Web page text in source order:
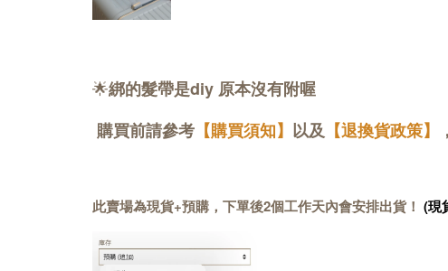
🌟綁的髮帶是diy 原本沒有附喔
購買前請參考 【購買須知】 以及 【退換貨政策】
此賣場為現貨+預購，下單後2個工作天內會安排出貨！ (現